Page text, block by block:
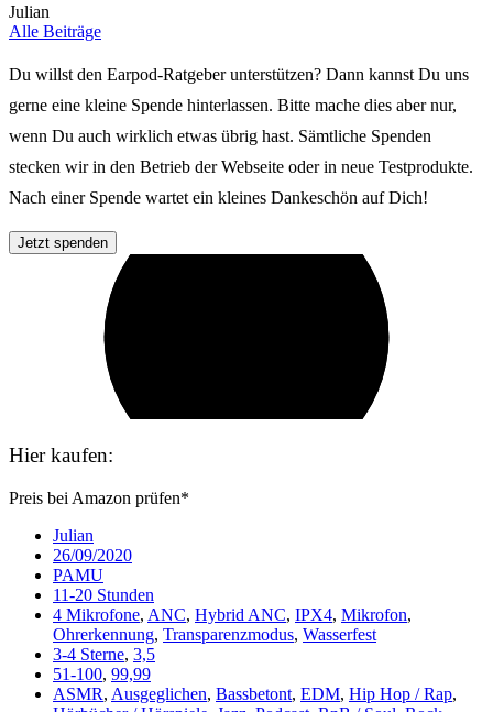
Julian
Alle Beiträge
Du willst den Earpod-Ratgeber unterstützen? Dann kannst Du uns
gerne eine kleine Spende hinterlassen. Bitte mache dies aber nur,
wenn Du auch wirklich etwas übrig hast. Sämtliche Spenden
stecken wir in den Betrieb der Webseite oder in neue Testprodukte.
Nach einer Spende wartet ein kleines Dankeschön auf Dich!
Jetzt spenden
Hier kaufen:
Preis bei Amazon prüfen*
Julian
26/09/2020
PAMU
11-20 Stunden
4 Mikrofone, ANC, Hybrid ANC, IPX4, Mikrofon,
Ohrerkennung, Transparenzmodus, Wasserfest
3-4 Sterne, 3,5
51-100, 99,99
ASMR, Ausgeglichen, Bassbetont, EDM, Hip Hop / Rap,